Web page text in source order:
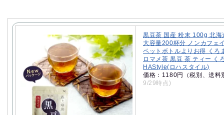
黒豆茶 国産 粉末 100g 北海
大容量200杯分 ノンカフェ
ペットボトルよりお得 くろ
ロマメ茶 黒豆 茶 ティー く
HAStyle(ロハスタイル)
価格：1180円（税別、送料
9/29時点)